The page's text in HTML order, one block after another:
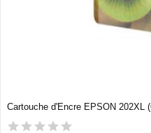
Cartouche d'Encre EPSON 202XL